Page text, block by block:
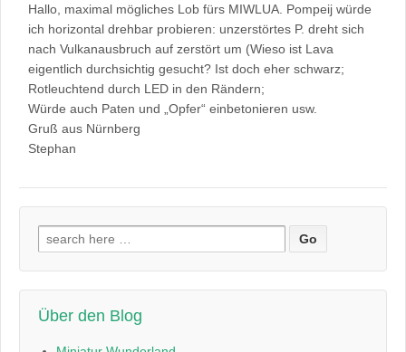
Hallo, maximal mögliches Lob fürs MIWLUA. Pompeij würde
ich horizontal drehbar probieren: unzerstörtes P. dreht sich
nach Vulkanausbruch auf zerstört um (Wieso ist Lava
eigentlich durchsichtig gesucht? Ist doch eher schwarz;
Rotleuchtend durch LED in den Rändern;
Würde auch Paten und „Opfer“ einbetonieren usw.
Gruß aus Nürnberg
Stephan
Suchen
nach:
Über den Blog